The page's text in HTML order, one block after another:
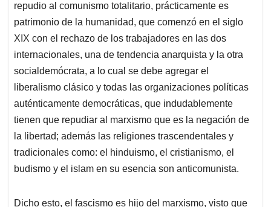
repudio al comunismo totalitario, prácticamente es
patrimonio de la humanidad, que comenzó en el siglo
XIX con el rechazo de los trabajadores en las dos
internacionales, una de tendencia anarquista y la otra
socialdemócrata, a lo cual se debe agregar el
liberalismo clásico y todas las organizaciones políticas
auténticamente democráticas, que indudablemente
tienen que repudiar al marxismo que es la negación de
la libertad; además las religiones trascendentales y
tradicionales como: el hinduismo, el cristianismo, el
budismo y el islam en su esencia son anticomunista.
Dicho esto, el fascismo es hijo del marxismo, visto que